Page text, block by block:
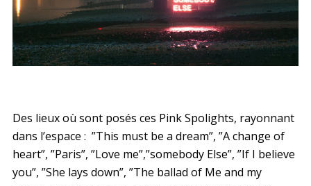
Des lieux où sont posés ces Pink Spolights, rayonnant
dans l’espace : ”This must be a dream”, ”A change of
heart”, ”Paris”, ”Love me”,”somebody Else”, ”If I believe
you”, ”She lays down”, ”The ballad of Me and my